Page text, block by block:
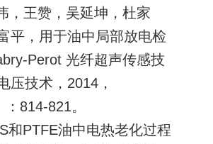
，王赞，吴延坤，杜家
平，用于油中局部放电检
Perot 光纤超声传感技
压技术，2014，
814-821。
和PTFE油中电热老化过程